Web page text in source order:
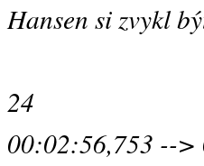
Hansen si zvykl
24
00:02:56,753 -->